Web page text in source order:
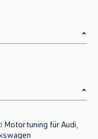
Motortuning für Audi